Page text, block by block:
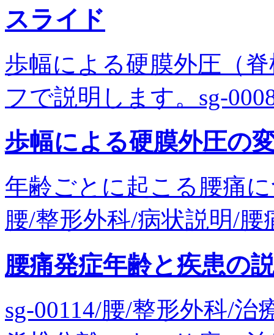
スライド
歩幅による硬膜外圧（
フで説明します。sg-
歩幅による硬膜外圧の
年齢ごとに起こる腰痛
腰/整形外科/病状説明/腰
腰痛発症年齢と疾患の
sg-00114/腰/整形外科/